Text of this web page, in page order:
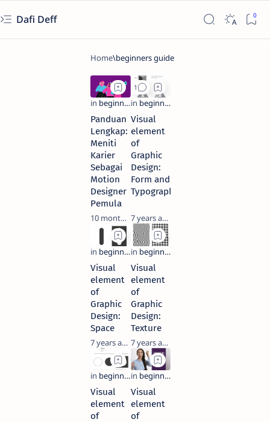
Dafi Deff
Panduan
Lengkap:
Meniti
Karier
Sebagai
Motion
Designer
Pemula
10 months ago
Visual
element
of
Graphic
Design:
Form and
Typography
7 years ago
Visual
element
of
Graphic
Design:
Space
7 years ago
Visual
element
of
Graphic
Design:
Texture
7 years ago
Visual
element
of
Visual
element
of